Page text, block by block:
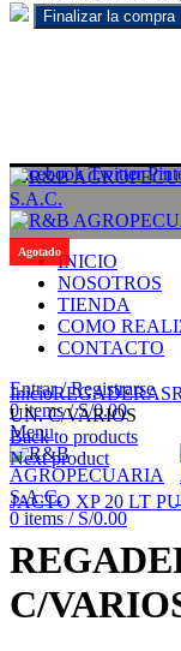
Facebook Twitter
INICIO
NOSOTROS
TIENDA
COMO
CONTACTO
Entrar / Registrarse
0items / S/0.00
Menu
0 items / S/0.00
Agotado
InicioREGADERAS
UN. C/VARIOS
Back to products
Next product
JACTO XP 20 LT
C/